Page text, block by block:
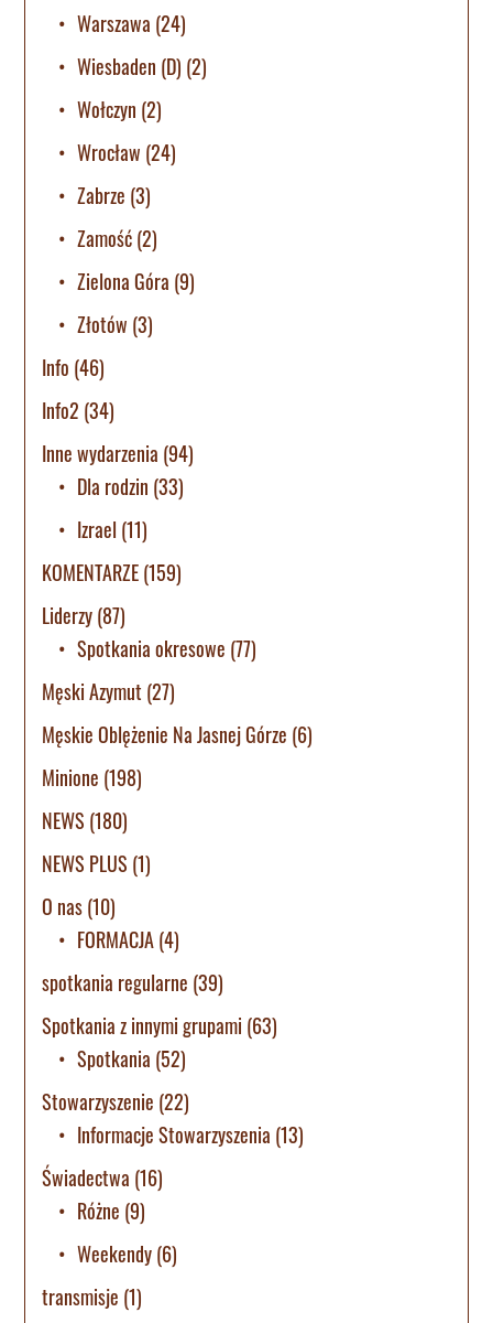
Warszawa (24)
Wiesbaden (D) (2)
Wołczyn (2)
Wrocław (24)
Zabrze (3)
Zamość(2)
Zielona Góra (9)
Złotów (3)
Info (46)
Info2 (34)
Inne wydarzenia (94)
Dla rodzin (33)
Izrael (11)
KOMENTARZE(159)
Liderzy(87)
Spotkania okresowe (77)
Męski Azymut (27)
Męskie Oblężenie Na Jasnej Górze (6)
Minione (198)
NEWS (180)
NEWS PLUS (1)
O nas(10)
FORMACJA(4)
spotkania regularne (39)
Spotkania z innymi grupami (63)
Spotkania (52)
Stowarzyszenie (22)
Informacje Stowarzyszenia (13)
Świadectwa (16)
Różne (9)
Weekendy(6)
transmisje (1)